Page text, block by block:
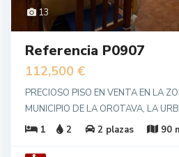
13
Referencia P0907
112,500 €
PRECIOSO PISO EN VENTA EN LA
MUNICIPIO DE LA OROTAVA, LA
1
2 2 plazas 90